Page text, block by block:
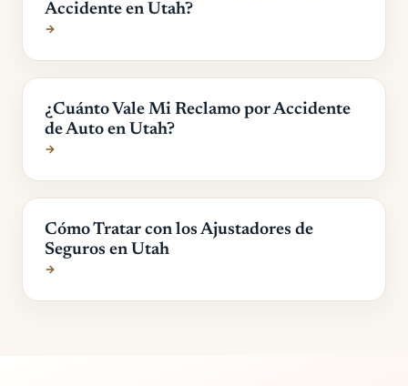
Accidente en Utah?
→
¿Cuánto Vale Mi Reclamo por Accidente
de Auto en Utah?
→
Cómo Tratar con los Ajustadores de
Seguros en Utah
→